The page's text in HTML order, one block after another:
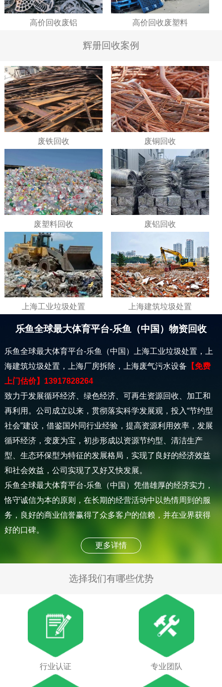
高价回收废铝 高价回收废塑料
辉册回收案例
废铁回收 废铜回收
废塑料回收 废铝回收
上海工业垃圾处置 上海建筑垃圾处置
乐鱼全球最大体育平台-乐鱼（中国）物资回收
乐鱼全球最大体育平台-乐鱼（中国）上海工业垃圾处置，上
海建筑垃圾处置，上海厂房拆除，上海废气污水设备 【免费
上门估价】13917828264
致力于发展循环经济、绿色经济、可再生资源回收、加工和
再利用。公司成立以来，贯彻落实科学发展观，投入“节约型
社会”建设，借鉴国外同行业经验，提高资源利用效率，发展
循环经济，变废为宝，初步形成以资源节约型、清洁生产
型、生态环保型为特征的发展格局，实现了良好的经济效益
和社会效益，公司实现了又好又快发展。
乐鱼全球最大体育平台-乐鱼（中国）凭借雄厚的经济实力，
恪守诚信为本的原则，在长期的经营活动中以热情周到的服
务，良好的商业信誉赢得了众多客户的信赖，并在业界获得
好的口碑。
更多详情
选择我们有哪些优势
行业认证 专业团队